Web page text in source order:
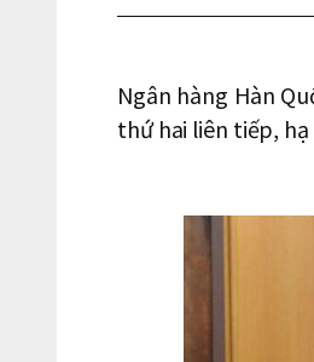
Ngân hàng Hàn
thứ hai liên tiếp,